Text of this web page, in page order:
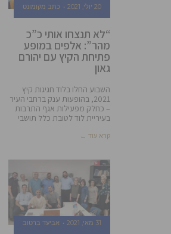
20 יולי, 2021 כתב מקומונט
“לא תנצחו אותי כ”כ
מהר”: אלפים במופע
פתיחת הקיץ עם יהורם
גאון
השבוע החלו בלוד חגיגות קיץ
2021, בהופעות ענק ברחבי העיר
– כחלק מפעילות אגף התרבות
בעיריית לוד לטובת כלל תושבי
קרא עוד ←
31 מאי, 2021 אביעד ברטוב